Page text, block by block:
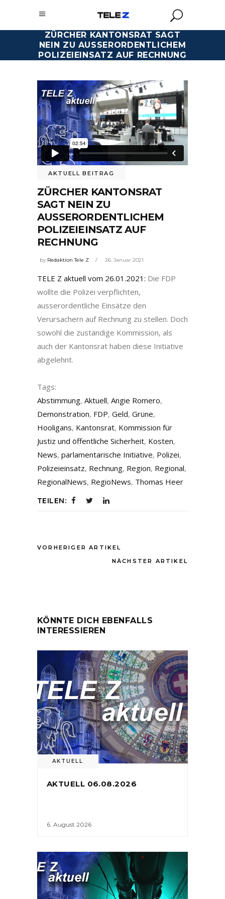
ZÜRCHER KANTONSRAT SAGT
NEIN ZU AUSSERORDENTLICHEM
POLIZEIEINSATZ AUF RECHNUNG
AKTUELL BEITRAG
ZÜRCHER KANTONSRAT
SAGT NEIN ZU
AUSSERORDENTLICHEM
POLIZEIEINSATZ AUF
RECHNUNG
by Redaktion Tele Z 26. Januar 2021
TELE Z aktuell vom 26.01.2021: Die FDP
wollte die Polizei verpflichten,
ausserordentliche Einsätze den
Verursachern auf Rechnung zu stellen. Doch
sowohl die zuständige Kommission, als
auch der Kantonsrat haben diese Initiative
abgelehnt.
Tags:
Abstimmung, Aktuell, Angie Romero,
Demonstration, FDP, Geld, Grüne,
Hooligans, Kantonsrat, Kommission für
Justiz und öffentliche Sicherheit, Kosten,
News, parlamentarische Initiative, Polizei,
Polizeieinsatz, Rechnung, Region, Regional,
RegionalNews, RegioNews, Thomas Heer
TEILEN:
VORHERIGER ARTIKEL
NÄCHSTER ARTIKEL
KÖNNTE DICH EBENFALLS
INTERESSIEREN
AKTUELL
AKTUELL 06.08.2026
6. August 2026